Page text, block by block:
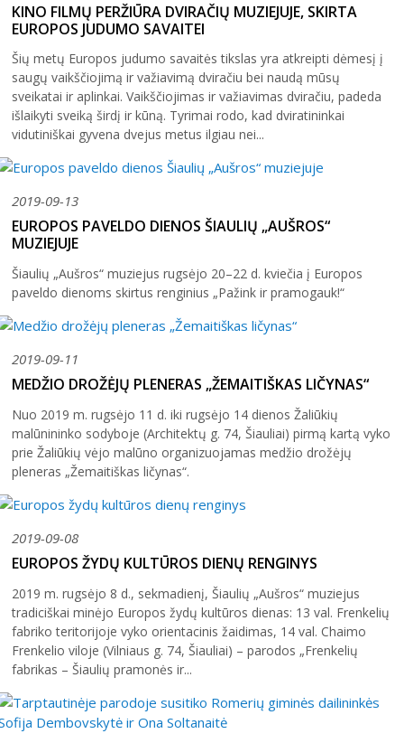
KINO FILMŲ PERŽIŪRA DVIRAČIŲ MUZIEJUJE, SKIRTA
EUROPOS JUDUMO SAVAITEI
Šių metų Europos judumo savaitės tikslas yra atkreipti dėmesį į
saugų vaikščiojimą ir važiavimą dviračiu bei naudą mūsų
sveikatai ir aplinkai. Vaikščiojimas ir važiavimas dviračiu, padeda
išlaikyti sveiką širdį ir kūną. Tyrimai rodo, kad dviratininkai
vidutiniškai gyvena dvejus metus ilgiau nei...
2019-09-13
EUROPOS PAVELDO DIENOS ŠIAULIŲ „AUŠROS“
MUZIEJUJE
Šiaulių „Aušros“ muziejus rugsėjo 20–22 d. kviečia į Europos
paveldo dienoms skirtus renginius „Pažink ir pramogauk!“
2019-09-11
MEDŽIO DROŽĖJŲ PLENERAS „ŽEMAITIŠKAS LIČYNAS“
Nuo 2019 m. rugsėjo 11 d. iki rugsėjo 14 dienos Žaliūkių
malūnininko sodyboje (Architektų g. 74, Šiauliai) pirmą kartą vyko
prie Žaliūkių vėjo malūno organizuojamas medžio drožėjų
pleneras „Žemaitiškas ličynas“.
2019-09-08
EUROPOS ŽYDŲ KULTŪROS DIENŲ RENGINYS
2019 m. rugsėjo 8 d., sekmadienį, Šiaulių „Aušros“ muziejus
tradiciškai minėjo Europos žydų kultūros dienas: 13 val. Frenkelių
fabriko teritorijoje vyko orientacinis žaidimas, 14 val. Chaimo
Frenkelio viloje (Vilniaus g. 74, Šiauliai) – parodos „Frenkelių
fabrikas – Šiaulių pramonės ir...